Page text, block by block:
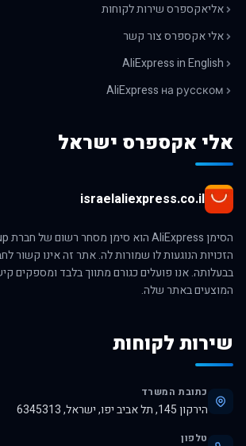
אליאקספרס שירות לקוחות
אלי אקספרס צור קשר
AliExpress in English
AliExpress на русском
אלי אקספרס ישראל
israelaliexpress.co.il
בבעלותה. אנו פועלים כגורם מתווך בלבד ומספקים
המוצעים באתר שלה.
שירות לקוחות
כתובת המשרד
הירקון 145, תל אביב יפו, ישראל, 6345313
טלפון